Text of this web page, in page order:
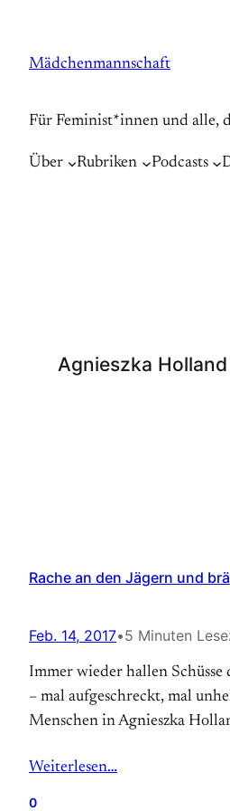
springen
Mädchenmannschaft
Für Feminist*innen und alle,
Über Rubriken Podcasts
Agnieszka Holland
Rache an den Jägern und
Feb. 14, 2017•5 Minuten
Immer wieder hallen
– mal aufgeschreckt, mal
Menschen in Agnieszka
Weiterlesen…
0